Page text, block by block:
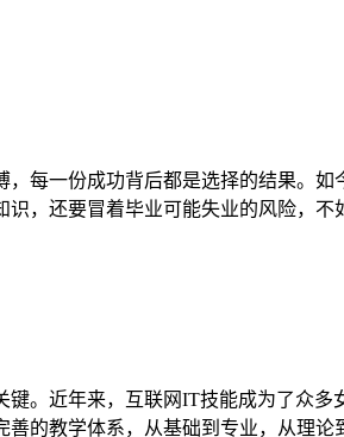
每一份成功背后都是选择的结果。
，还要冒着毕业可能失业的风险，不
。近年来，互联网IT技能成为了众
的教学体系，从基础到专业，从理论